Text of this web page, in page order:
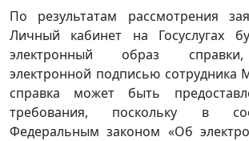
По результатам рассмотрения
Личный кабинет на Госуслугах
электронный образ
электронной подписью сотрудника
справка может быть
требования, поскольку в
Федеральным законом «Об